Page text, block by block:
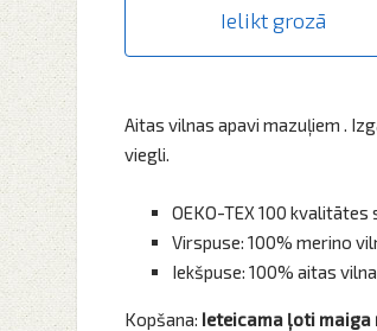
Ielikt grozā
Aitas vilnas apavi mazuļiem .
viegli.
OEKO-TEX 100
Virspuse: 100% merino
Iekšpuse: 100% aitas vilna
Kopšana: Ieteicama ļoti maiga